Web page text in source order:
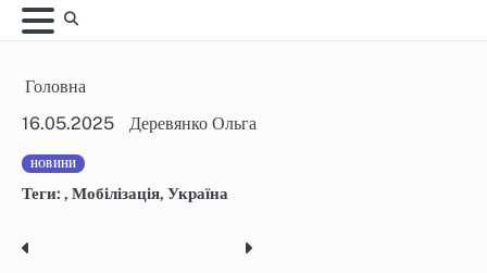
Skip
to
Головна
16.05.2025
Деревянко Ольга
НОВИНИ
Теги: , Мобілізація, Україна
Post